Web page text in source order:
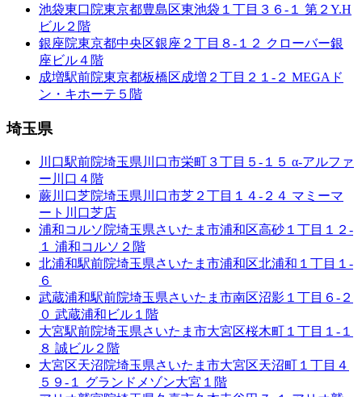
池袋東口院東京都豊島区東池袋１丁目３６-１ 第２Y.H
ビル２階
銀座院東京都中央区銀座２丁目８-１２ クローバー銀
座ビル４階
成増駅前院東京都板橋区成増２丁目２１-２ MEGAド
ン・キホーテ５階
埼玉県
川口駅前院埼玉県川口市栄町３丁目５-１５ α-アルファ
ー川口４階
蕨川口芝院埼玉県川口市芝２丁目１４-２４ マミーマ
ート川口芝店
浦和コルソ院埼玉県さいたま市浦和区高砂１丁目１２-
１ 浦和コルソ２階
北浦和駅前院埼玉県さいたま市浦和区北浦和１丁目１-
６
武蔵浦和駅前院埼玉県さいたま市南区沼影１丁目６-２
０ 武蔵浦和ビル１階
大宮駅前院埼玉県さいたま市大宮区桜木町１丁目１-１
８ 誠ビル２階
大宮区天沼院埼玉県さいたま市大宮区天沼町１丁目４
５９-１ グランドメゾン大宮１階